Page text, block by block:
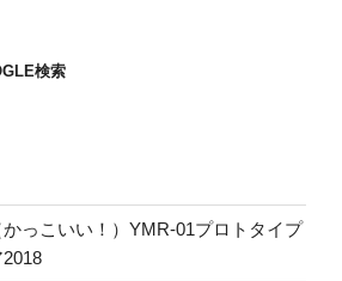
検索
っこいい！）YMR-01プロトタイプ